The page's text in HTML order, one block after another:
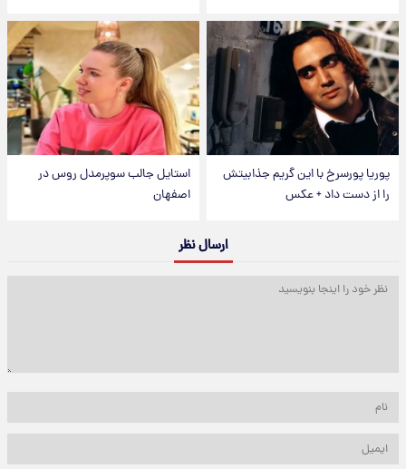
پوریا پورسرخ با این گریم جذابیتش
را از دست داد + عکس
استایل جالب سوپرمدل روس در
اصفهان
ارسال نظر